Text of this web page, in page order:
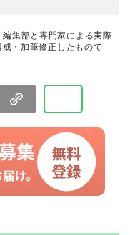
スト大好き人間。得意な
れ。2018年に晋遊舎に入社
て、2023年『LDK』編集
のテーマ決めや表紙作
イ
晋遊舎の理念である「遊
者目線で本音の商品テス
メディアです。毎月28日
除用品から収納インテリ
ルの商品を徹底的に検
内検証機関が実際に使っ
と「お役立ち情報」を厳
・高橋咲彩を中心に、11
・記事制作を行っていま
集部と専門家による実際
・加筆修正したもので